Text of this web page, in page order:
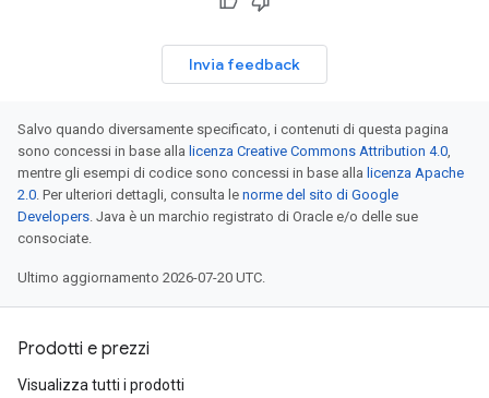
Invia feedback
Salvo quando diversamente specificato, i contenuti di questa pagina
sono concessi in base alla licenza Creative Commons Attribution 4.0,
mentre gli esempi di codice sono concessi in base alla licenza Apache
2.0. Per ulteriori dettagli, consulta le norme del sito di Google
Developers. Java è un marchio registrato di Oracle e/o delle sue
consociate.
Ultimo aggiornamento 2026-07-20 UTC.
Prodotti e prezzi
Visualizza tutti i prodotti